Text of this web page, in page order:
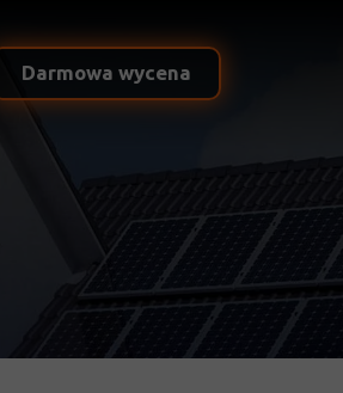
Darmowa wycena